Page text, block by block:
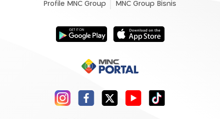
Profile MNC Group MNC Group Bisnis